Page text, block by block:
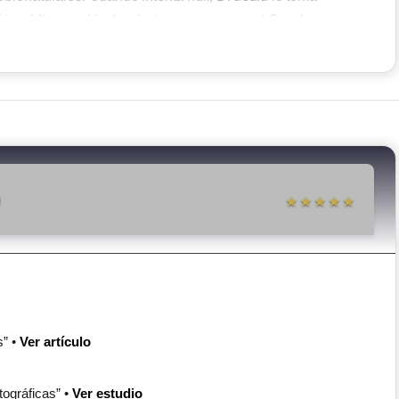
Mientras
Westenra, íntima amiga deMina Murray(prometida de
lo oculto. Tras un minucioso examen, Van Helsing
★★★★★
• Ver artículo
• Ver estudio